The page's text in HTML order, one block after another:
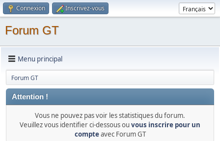
Connexion Inscrivez-vous
Forum GT
Menu principal
Forum GT
Attention !
Vous ne pouvez pas voir les statistiques du forum.
Veuillez vous identifier ci-dessous ou vous inscrire pour un
compteavec Forum GT